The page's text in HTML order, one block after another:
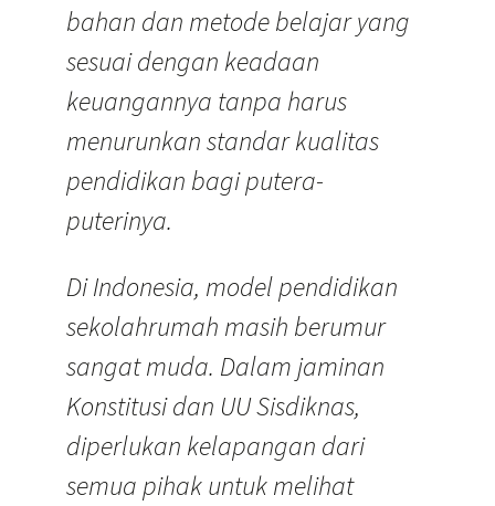
bahan dan metode belajar yang
sesuai dengan keadaan
keuangannya tanpa harus
menurunkan standar kualitas
pendidikan bagi putera-
puterinya.
Di Indonesia, model pendidikan
sekolahrumah masih berumur
sangat muda. Dalam jaminan
Konstitusi dan UU Sisdiknas,
diperlukan kelapangan dari
semua pihak untuk melihat